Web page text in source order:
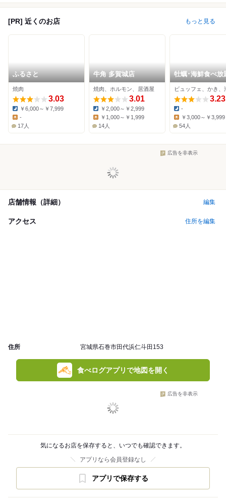
[PR] 近くのお店 もっと見る
ふるさと
焼肉
3.03
Dinner:
￥6,000～￥7,999
Lunch:
-
17人
牛角 多賀城店
焼肉、ホルモン、居酒屋
3.01
Dinner:
￥2,000～￥2,999
Lunch:
￥1,000～￥1,999
14人
牡蠣･海鮮食べ放
島おさしみ水族館
ビュッフェ、かき、
3.23
Dinner:
-
Lunch:
￥3,000～￥3,999
54人
広告を非表示
店舗情報（詳細） 編集
アクセス 住所を編集
住所 宮城県石巻市田代浜仁斗田153
食べログアプリで地図を開く
広告を非表示
気になるお店を保存すると、いつでも確認できます。
アプリなら会員登録なし
アプリで保存する